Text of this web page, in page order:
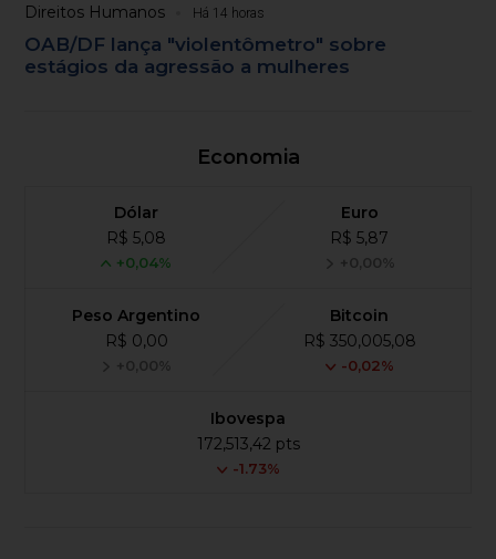
Direitos Humanos Há 14 horas
OAB/DF lança "violentômetro" sobre
estágios da agressão a mulheres
Economia
Dólar
R$ 5,08
+0,04%
Euro
R$ 5,87
+0,00%
Peso Argentino
R$ 0,00
+0,00%
Bitcoin
R$ 350,005,08
-0,02%
Ibovespa
172,513,42 pts
-1.73%